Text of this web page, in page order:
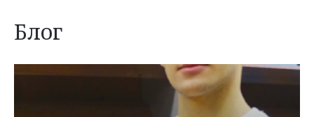
Блог